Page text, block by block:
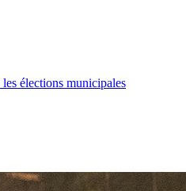
élections municipales